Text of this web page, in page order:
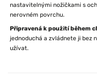
nastavitelnými nožičkami s
nerovném povrchu.
Připravená k použití během
jednoduchá a zvládnete ji bez
užívat.